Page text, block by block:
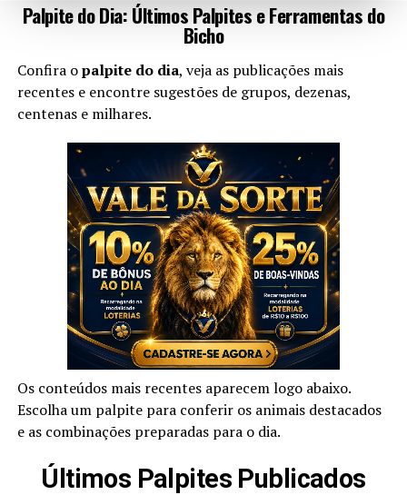
Palpite do Dia: Últimos Palpites e Ferramentas do
Bicho
Confira opalpite do dia, veja as publicações mais
recentes e encontre sugestões de grupos, dezenas,
centenas e milhares.
Os conteúdos mais recentes aparecem logo abaixo.
Escolha um palpite para conferir os animais destacados
e as combinações preparadas para o dia.
Últimos Palpites Publicados